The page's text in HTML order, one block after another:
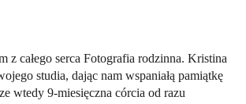
z całego serca Fotografia rodzinna. Kristina
studia, dając nam wspaniałą pamiątkę
wtedy 9-miesięczna córcia od razu